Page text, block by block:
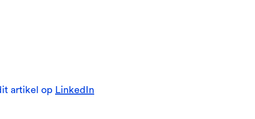
artikel op LinkedIn